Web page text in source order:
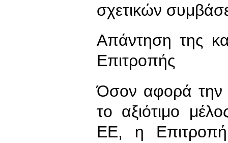
σχετικών
Aπάντηση της
Επιτροπής
Όσον αφορά την
το αξιότιμο
ΕΕ, η Επιτροπή